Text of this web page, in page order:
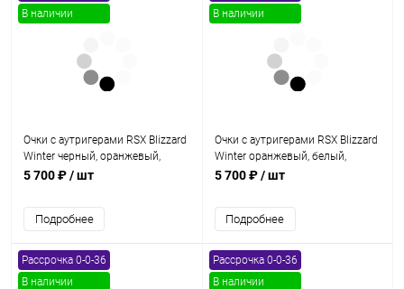
В наличии
Очки с аутригерами RSX Blizzard
Winter черный, оранжевый,
оранжевый, двойная желтая
5 700 ₽/ шт
Подробнее
В наличии
Очки с аутригерами RSX Blizzard
Winter оранжевый, белый,
оранжевый, двойная
5 700 ₽/ шт
Подробнее
Рассрочка 0-0-36
В наличии
Рассрочка 0-0-36
В наличии